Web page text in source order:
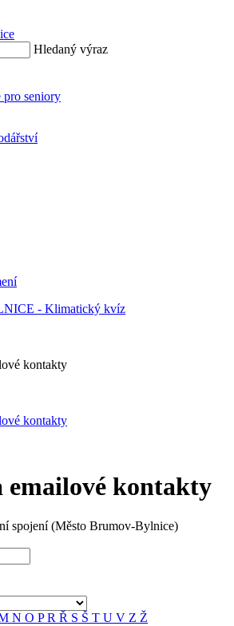
Hledaný výraz
pro seniory
- Klimatický kvíz
kontakty
kontakty
emailové kontakty
spojení (Město Brumov-Bylnice)
N O PR Ř S Š T U V Z Ž